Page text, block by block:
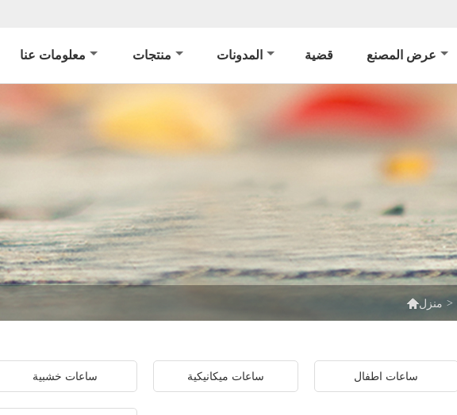
معلومات عنا منتجات المدونات قضية عرض المصنع
منزل >
ساعات خشبية ساعات ميكانيكية ساعات اطفال